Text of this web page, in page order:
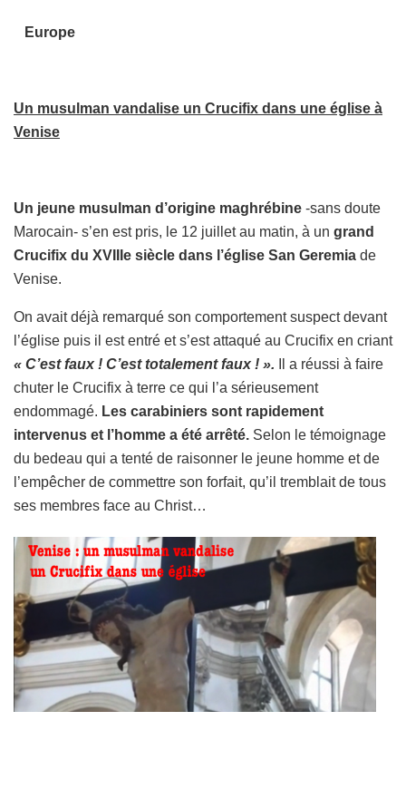
Europe
Un musulman vandalise un Crucifix dans une église à
Venise
Un jeune musulman d’origine maghrébine -sans doute
Marocain- s’en est pris, le 12 juillet au matin, à un grand
Crucifix du XVIIIe siècle dans l’église San Geremia de
Venise.
On avait déjà remarqué son comportement suspect devant
l’église puis il est entré et s’est attaqué au Crucifix en criant
« C’est faux ! C’est totalement faux ! ». Il a réussi à faire
chuter le Crucifix à terre ce qui l’a sérieusement
endommagé. Les carabiniers sont rapidement
intervenus et l’homme a été arrêté. Selon le témoignage
du bedeau qui a tenté de raisonner le jeune homme et de
l’empêcher de commettre son forfait, qu’il tremblait de tous
ses membres face au Christ…